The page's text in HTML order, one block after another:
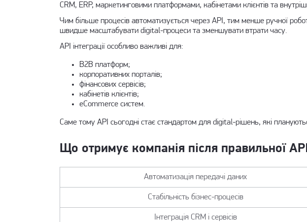
CRM, ERP, маркетинговими платформами, кабінетами клієнтів та
Чим більше процесів автоматизується через API, тим менше ручної
швидше масштабувати digital-процеси та зменшувати втрати часу.
API інтеграції особливо важливі для:
B2B платформ;
корпоративних порталів;
фінансових сервісів;
кабінетів клієнтів;
eCommerce систем.
Саме тому API сьогодні стає стандартом для digital-рішень, які
Що отримує компанія після правильної API
Автоматизація передачі даних
Стабільність бізнес-процесів
Інтеграція CRM і сервісів